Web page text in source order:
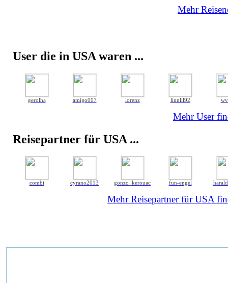
Mehr
User die in USA waren ...
gerolha amigo007 lorenz linnlil92
Mehr User
Reisepartner für USA ...
combi cyrano2013 gonzo_kerouac fun-engel
Mehr Reisepartner für USA